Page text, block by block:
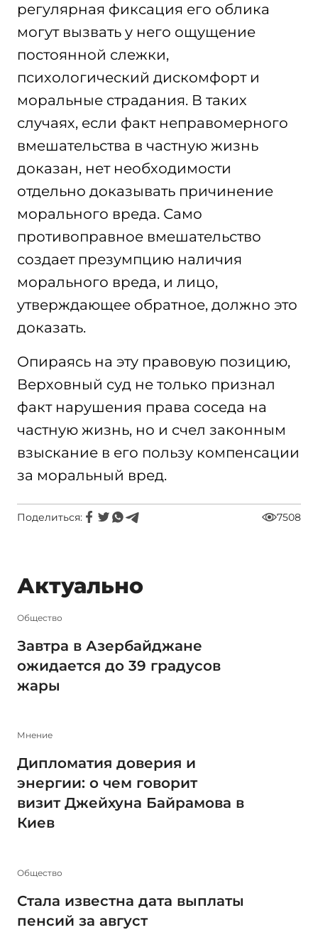
регулярная фиксация его облика
могут вызвать у него ощущение
постоянной слежки,
психологический дискомфорт и
моральные страдания. В таких
случаях, если факт неправомерного
вмешательства в частную жизнь
доказан, нет необходимости
отдельно доказывать причинение
морального вреда. Само
противоправное вмешательство
создает презумпцию наличия
морального вреда, и лицо,
утверждающее обратное, должно это
доказать.
Опираясь на эту правовую позицию,
Верховный суд не только признал
факт нарушения права соседа на
частную жизнь, но и счел законным
взыскание в его пользу компенсации
за моральный вред.
Поделиться: 7508
Актуально
Общество
Завтра в Азербайджане
ожидается до 39 градусов
жары
Мнение
Дипломатия доверия и
энергии: о чем говорит
визит Джейхуна Байрамова в
Киев
Общество
Стала известна дата выплаты
пенсий за август